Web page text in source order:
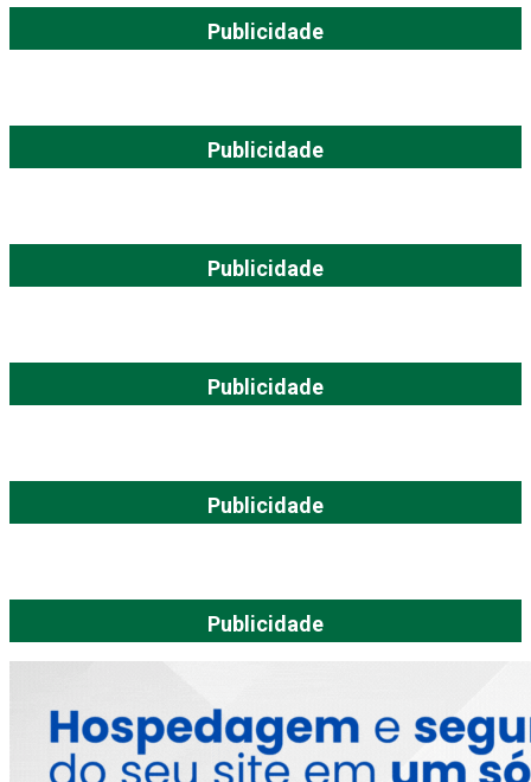
Publicidade
Publicidade
Publicidade
Publicidade
Publicidade
Publicidade